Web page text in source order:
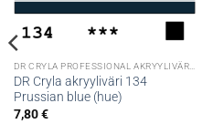
DR Cryla akryyliväri 134
Prussian blue (hue)
7,80€